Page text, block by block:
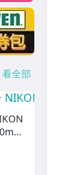
-DJI
看全部